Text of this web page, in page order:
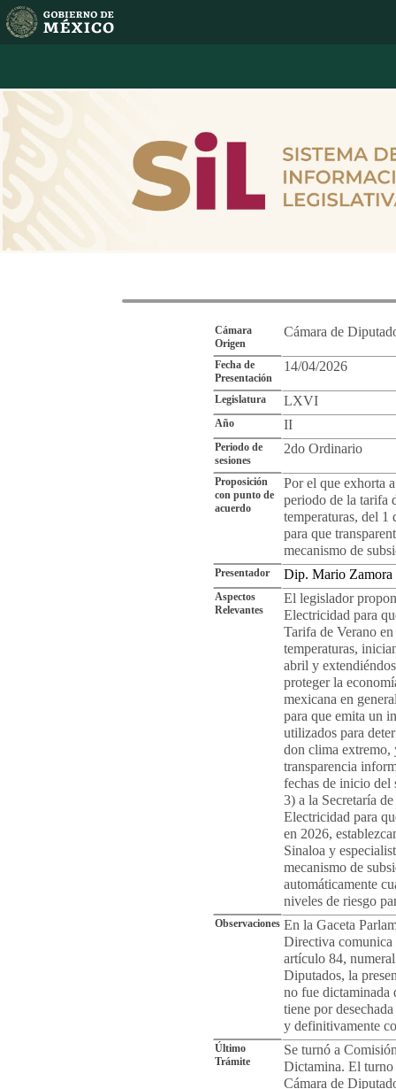
Cámara
Origen
Cámara de
Fecha de
Presentación
14/04/2026
Legislatura LXVI
Año II
Periodo de
sesiones
2do Ordinario
Proposición
con punto de
acuerdo
Por el que exhorta
periodo de la tarifa
temperaturas, del 1
para que
mecanismo de
Presentador Dip. Mario Zamora
Aspectos
Relevantes
El legislador
Electricidad para
Tarifa de Verano
temperaturas,
abril y
proteger la
mexicana en
para que emita un
utilizados para
don clima extremo,
transparencia
fechas de inicio del
3) a la Secretaría
Electricidad para
en 2026,
Sinaloa y
mecanismo de
automáticamente
niveles de riesgo
Observaciones En la Gaceta
Directiva comunica
artículo 84,
Diputados, la
no fue dictaminada
tiene por
y definitivamente
Último
Trámite
Se turnó a
Dictamina. El turno
Cámara de